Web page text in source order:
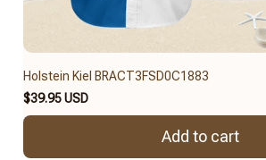
Holstein Kiel BRACT3FSD0C1883
$39.95 USD
Add to cart